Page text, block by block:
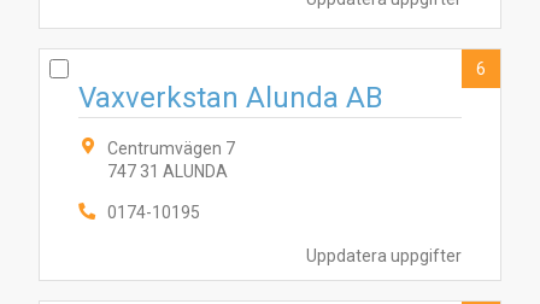
Uppdatera uppgifter
Vaxverkstan Alunda AB
Centrumvägen 7
747 31 ALUNDA
0174-10195
6